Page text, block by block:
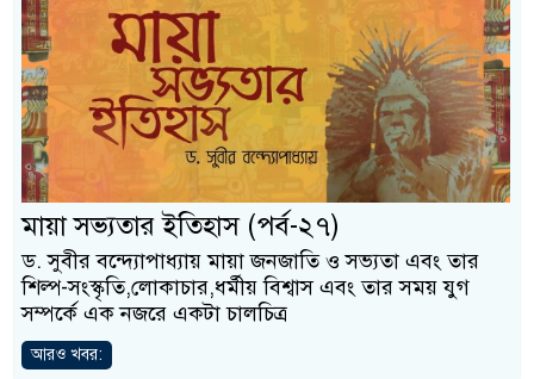
মায়া সভ্যতার ইতিহাস (পর্ব-২৭)
ড. সুবীর বন্দ্যোপাধ্যায় মায়া জনজাতি ও সভ্যতা এবং তার
শিল্প-সংস্কৃতি,লোকাচার,ধর্মীয় বিশ্বাস এবং তার সময় যুগ
সম্পর্কে এক নজরে একটা চালচিত্র
আরও খবর: